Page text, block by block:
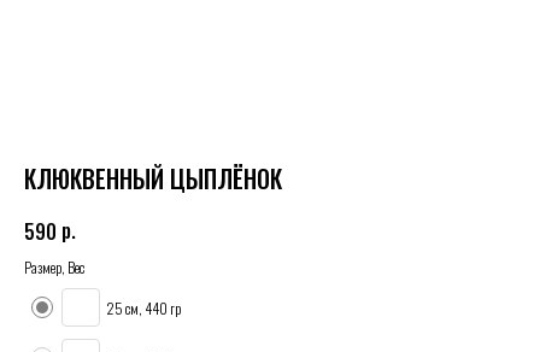
КЛЮКВЕННЫЙ ЦЫПЛЁНОК
590 р.
Размер, Вес
25 см, 440 гр